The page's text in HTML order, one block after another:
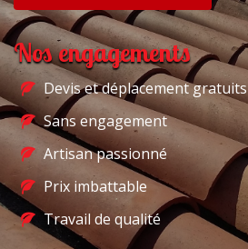
Nos engagements
Devis et déplacement gratuits
Sans engagement
Artisan passionné
Prix imbattable
Travail de qualité